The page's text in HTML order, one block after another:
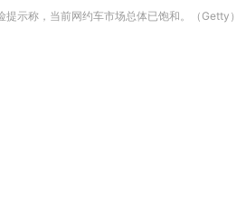
示称，当前网约车市场总体已饱和。（Getty）